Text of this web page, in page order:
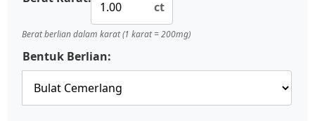
ct
Berat berlian dalam karat (1 karat = 200mg)
Bentuk Berlian: